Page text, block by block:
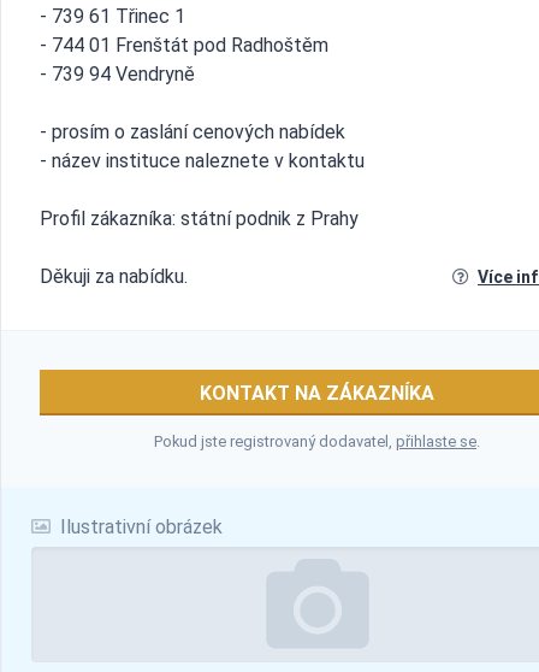
Ilustrativní obrázek
- 739 61 Třinec 1
- 744 01 Frenštát pod Radhoštěm
- 739 94 Vendryně
- prosím o zaslání cenových nabídek
- název instituce naleznete v kontaktu
Profil zákazníka: státní podnik z Prahy
Děkuji za nabídku. Více
KONTAKT NA ZÁKAZNÍKA
Pokud jste registrovaný dodavatel, přihlaste se.